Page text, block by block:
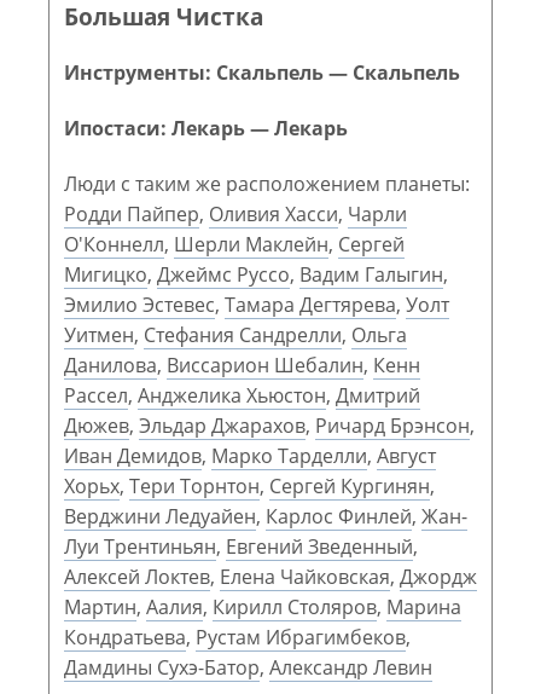
Большая Чистка
Инструменты: Скальпель — Скальпель
Ипостаси: Лекарь — Лекарь
Люди с таким же расположением планеты:
Родди Пайпер, Оливия Хасси, Чарли
О'Коннелл, Шерли Маклейн, Сергей
Мигицко, Джеймс Руссо, Вадим Галыгин,
Эмилио Эстевес, Тамара Дегтярева, Уолт
Уитмен, Стефания Сандрелли, Ольга
Данилова, Виссарион Шебалин, Кенн
Рассел, Анджелика Хьюстон, Дмитрий
Дюжев, Эльдар Джарахов, Ричард Брэнсон,
Иван Демидов, Марко Тарделли, Август
Хорьх, Тери Торнтон, Сергей Кургинян,
Верджини Ледуайен, Карлос Финлей, Жан-
Луи Трентиньян, Евгений Зведенный,
Алексей Локтев, Елена Чайковская, Джордж
Мартин, Аалия, Кирилл Столяров, Марина
Кондратьева, Рустам Ибрагимбеков,
Дамдины Сухэ-Батор, Александр Левин